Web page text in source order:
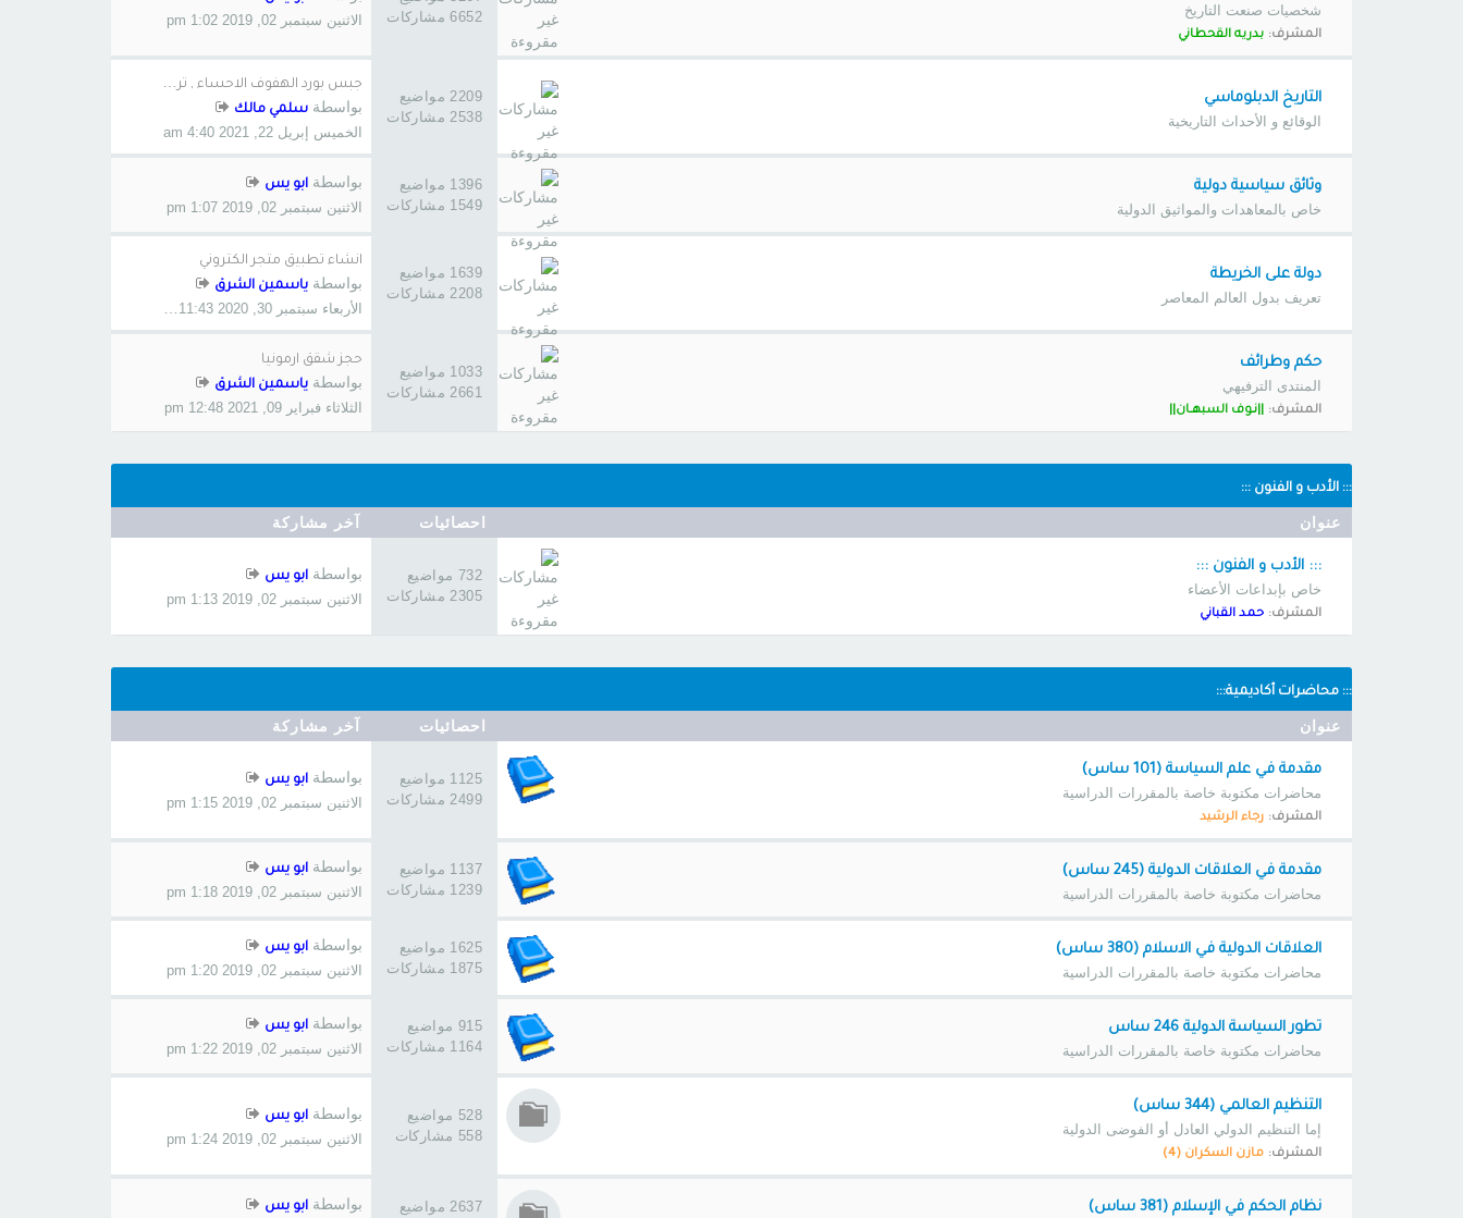
شخصيات صنعت التاريخ
المشرف: بدريه القحطاني
6652 مشاركات
الاثنين سبتمبر 02, 2019 1:02 pm
التاريخ الدبلوماسي
الوقائع و الأحداث التاريخية
2209 مواضيع
2538 مشاركات
بواسطة سلمي مالك
الخميس إبريل 22, 2021 4:40 am
وثائق سياسية دولية
خاص بالمعاهدات والمواثيق الدولية
1396 مواضيع
1549 مشاركات
بواسطة ابو يس
الاثنين سبتمبر 02, 2019 1:07 pm
دولة على الخريطة
تعريف بدول العالم المعاصر
1639 مواضيع
2208 مشاركات
انشاء تطبيق متجر الكتروني
بواسطة ياسمين الشرق
الأربعاء سبتمبر 30, 2020 11:43 pm
حكم وطرائف
المنتدى الترفيهي
المشرف: ||نــوف السبهــان||
1033 مواضيع
2661 مشاركات
حجز شقق ارمونيا
بواسطة ياسمين الشرق
الثلاثاء فبراير 09, 2021 12:48 pm
::: الأدب و الفنون :::
عنوان احصائيات آخر مشاركة
::: الأدب و الفنون :::
خاص بإبداعات الأعضاء
المشرف: حمد القباني
732 مواضيع
2305 مشاركات
بواسطة ابو يس
الاثنين سبتمبر 02, 2019 1:13 pm
::: محاضرات أكاديمية:::
عنوان احصائيات آخر مشاركة
مقدمة في علم السياسة (101 ساس)
محاضرات مكتوبة خاصة بالمقررات الدراسية
المشرف: رجاء الرشيد
1125 مواضيع
2499 مشاركات
بواسطة ابو يس
الاثنين سبتمبر 02, 2019 1:15 pm
مقدمة في العلاقات الدولية (245 ساس)
محاضرات مكتوبة خاصة بالمقررات الدراسية
1137 مواضيع
1239 مشاركات
بواسطة ابو يس
الاثنين سبتمبر 02, 2019 1:18 pm
العلاقات الدولية في الاسلام (380 ساس)
محاضرات مكتوبة خاصة بالمقررات الدراسية
1625 مواضيع
1875 مشاركات
بواسطة ابو يس
الاثنين سبتمبر 02, 2019 1:20 pm
تطور السياسة الدولية 246 ساس
محاضرات مكتوبة خاصة بالمقررات الدراسية
915 مواضيع
1164 مشاركات
بواسطة ابو يس
الاثنين سبتمبر 02, 2019 1:22 pm
التنظيم العالمي (344 ساس)
إما التنظيم الدولي العادل أو الفوضى الدولية
المشرف: مازن السكران (4)
528 مواضيع
558 مشاركات
بواسطة ابو يس
الاثنين سبتمبر 02, 2019 1:24 pm
نظام الحكم في الإسلام (381 ساس)
2637 مواضيع
بواسطة ابو يس